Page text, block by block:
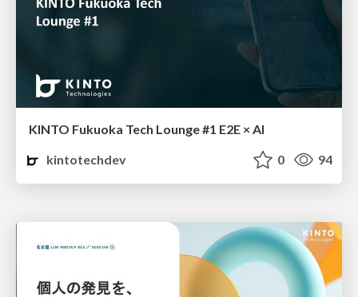
KINTO Fukuoka Tech Lounge #1 E2E × AI
kintotechdev
0 94